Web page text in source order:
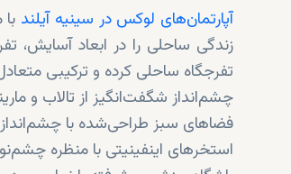
آپارتمان‌های لوکس در سینیه آیلند
زندگی ساحلی را در ابعاد آسایش،
تفرجگاه ساحلی کرده و ترکیبی
چشم‌انداز شگفت‌انگیز از تالاب و
فضاهای سبز طراحی‌شده با
استخرهای اینفینیتی با منظره‌